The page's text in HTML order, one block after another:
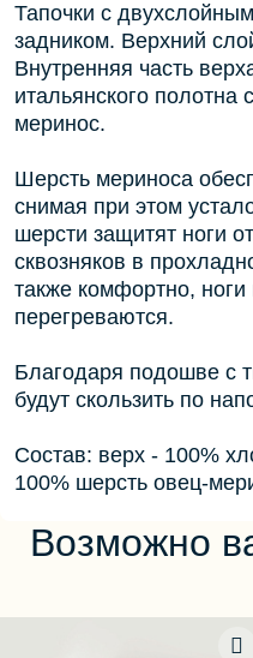
Тапочки с
задником. Верхний
Внутренняя часть
итальянского
меринос.
Шерсть мериноса
снимая при этом
шерсти защитят ноги
сквозняков в
также комфортно,
перегреваются.
Благодаря подошве с
будут скользить по
Состав: верх - 100%
100% шерсть овец-
Возможно